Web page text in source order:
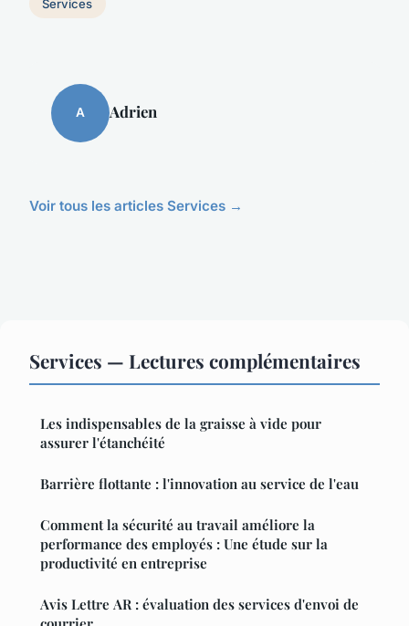
Services
A Adrien
Voir tous les articles Services →
Services — Lectures complémentaires
Les indispensables de la graisse à vide pour
assurer l'étanchéité
Barrière flottante : l'innovation au service de l'eau
Comment la sécurité au travail améliore la
performance des employés : Une étude sur la
productivité en entreprise
Avis Lettre AR : évaluation des services d'envoi de